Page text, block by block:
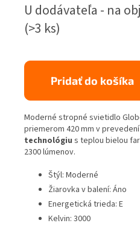
cena:
U dodávateľa - na
(>3 ks)
Pridať do košíka
Moderné stropné svietidlo
priemerom 420 mm v
technológiu s teplou bielou
2300 lúmenov.
Štýl: Moderné
Žiarovka v balení: Áno
Energetická trieda: E
Kelvin: 3000